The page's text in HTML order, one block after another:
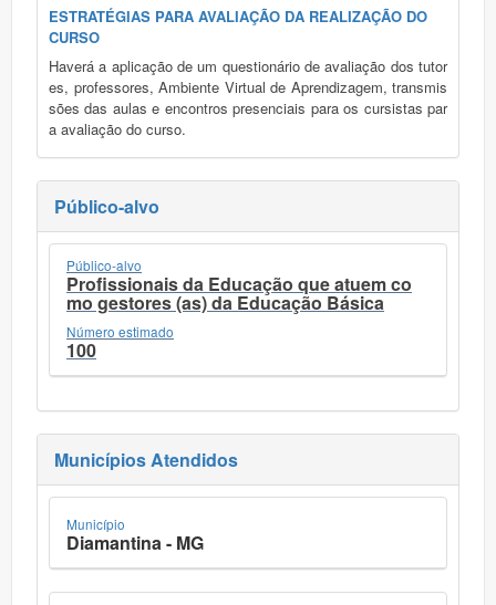
ESTRATÉGIAS PARA AVALIAÇÃO DA REALIZAÇÃO DO
CURSO
Haverá a aplicação de um questionário de avaliação dos tutor
es, professores, Ambiente Virtual de Aprendizagem, transmis
sões das aulas e encontros presenciais para os cursistas par
a avaliação do curso.
Público-alvo
Público-alvo
Profissionais da Educação que atuem co
mo gestores (as) da Educação Básica
Número estimado
100
Municípios Atendidos
Município
Diamantina - MG